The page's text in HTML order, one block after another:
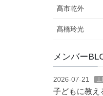
髙市乾外
髙橋玲光
メンバー
2026-07-21 土
子どもに教え